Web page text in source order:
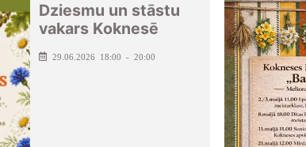
Dziesmu un stāstu
vakars Koknesē
29.06.2026 18:00 - 20:00